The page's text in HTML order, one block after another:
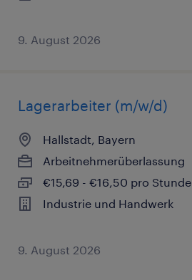
9. August 2026
Lagerarbeiter (m/w/d)
Hallstadt, Bayern
Arbeitnehmerüberlassung
€15,69 - €16,50 pro Stunde
Industrie und Handwerk
9. August 2026